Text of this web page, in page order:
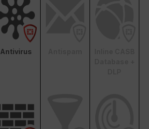
Antivirus